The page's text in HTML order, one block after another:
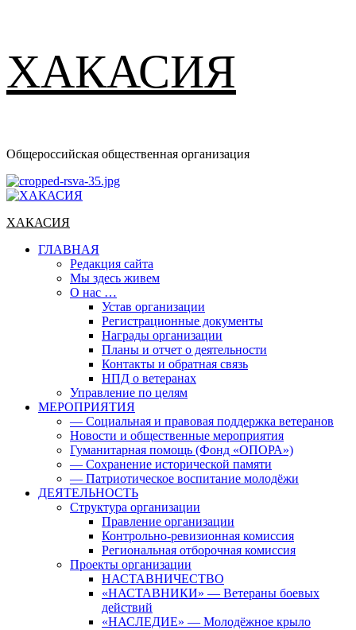
ХАКАСИЯ
Общероссийская общественная организация
Основное
ХАКАСИЯ
ГЛАВНАЯ
Редакция сайта
Мы здесь живем
О нас …
Устав организации
Регистрационные документы
Награды организации
Планы и отчет о деятельности
Контакты и обратная связь
НПД о ветеранах
Управление по целям
МЕРОПРИЯТИЯ
— Социальная и правовая поддержка ветеранов
Новости и общественные мероприятия
Гуманитарная помощь (Фонд «ОПОРА»)
— Сохранение исторической памяти
— Патриотическое воспитание молодёжи
ДЕЯТЕЛЬНОСТЬ
Структура организации
Правление организации
Контрольно-ревизионная комиссия
Региональная отборочная комиссия
Проекты организации
НАСТАВНИЧЕСТВО
«НАСТАВНИКИ» — Ветераны боевых
действий
«НАСЛЕДИЕ» — Молодёжное крыло